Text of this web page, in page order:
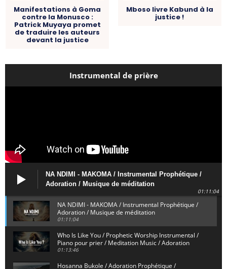
Manifestations à Goma
contre la Monusco :
Patrick Muyaya promet
de traduire les auteurs
devant la justice
Mboso livre Kabund à la
justice !
Instrumental de prière
NA NDIMI - MAKOMA / Instrumental Prophétique /
Adoration / Musique de méditation
01:11:04
NA NDIMI - MAKOMA / Instrumental Prophétique /
Adoration / Musique de méditation
01:11:04
Who Is Like You / Prophetic Worship Instrumental /
Piano pour prier / Meditation Music / Adoration
01:13:46
Hosanna Bukole / Adoration Prophétique /